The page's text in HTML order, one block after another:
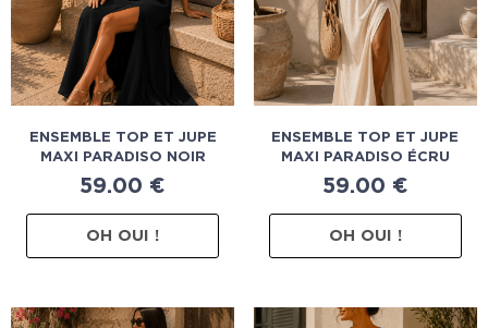
ENSEMBLE TOP ET JUPE
MAXI PARADISO NOIR
59.00 €
OH OUI !
ENSEMBLE TOP ET JUPE
MAXI PARADISO ÉCRU
59.00 €
OH OUI !